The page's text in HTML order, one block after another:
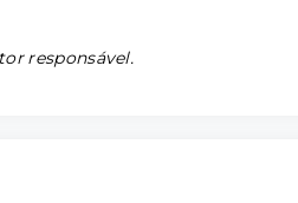
responsável.